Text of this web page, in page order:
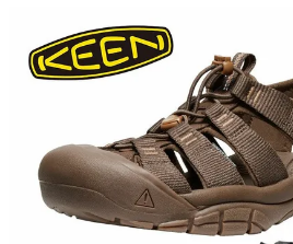
レディース
すべての商品
サンダル
レインシューズ
すべての商品
キッズ